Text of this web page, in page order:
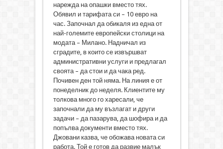
нарежда на опашки вместо тях.
Обявил и тарифата си – 10 евро на
час. Започнал да обикаля из една от
най-големите европейски столици на
модата – Милано. Надничал из
сградите, в които се извършват
административни услуги и предлагал
своята – да стои и да чака ред.
Почивен ден той няма. На линия е от
понеделник до неделя. Клиентите му
толкова много го харесали, че
започнали да му възлагат и други
задачи – да пазарува, да шофира и да
попълва документи вместо тях.
Джовани казва, че обожава новата си
работа. Той е готов да развие малък